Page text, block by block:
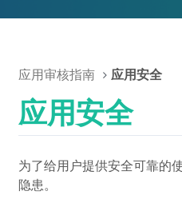
应用审核指南 应用安全
应用安全
为了给用户提供安全可靠的
隐患。